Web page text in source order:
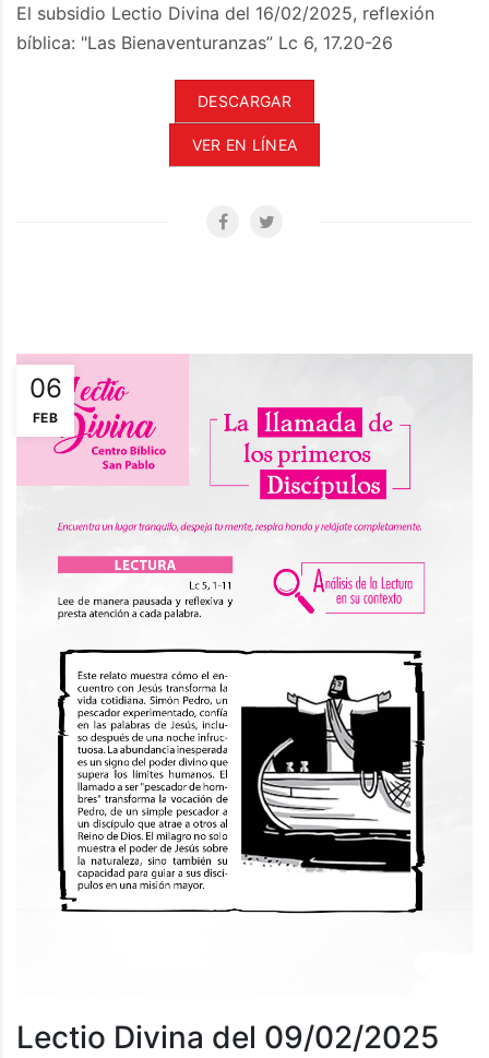
El subsidio Lectio Divina del 16/02/2025, reflexión
bíblica: "Las Bienaventuranzas” Lc 6, 17.20-26
DESCARGAR
VER EN LÍNEA
06
FEB
Lectio Divina del 09/02/2025